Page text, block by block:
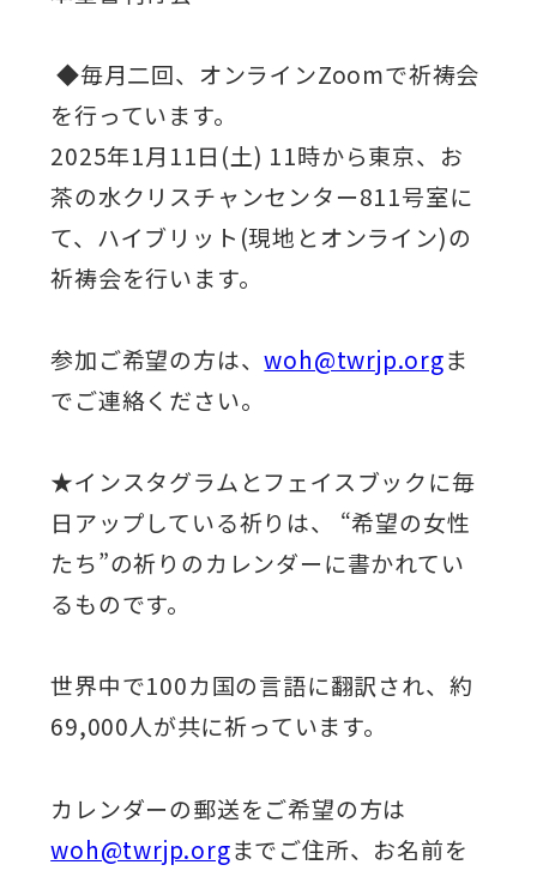
◆毎月二回、オンラインZoomで祈祷会
を行っています。
2025年1月11日(土) 11時から東京、お
茶の水クリスチャンセンター811号室に
て、ハイブリット(現地とオンライン)の
祈祷会を行います。
参加ご希望の方は、woh@twrjp.orgま
でご連絡ください。
★インスタグラムとフェイスブックに毎
日アップしている祈りは、 “希望の女性
たち”の祈りのカレンダーに書かれてい
るものです。
世界中で100カ国の言語に翻訳され、約
69,000人が共に祈っています。
カレンダーの郵送をご希望の方は
woh@twrjp.orgまでご住所、お名前を